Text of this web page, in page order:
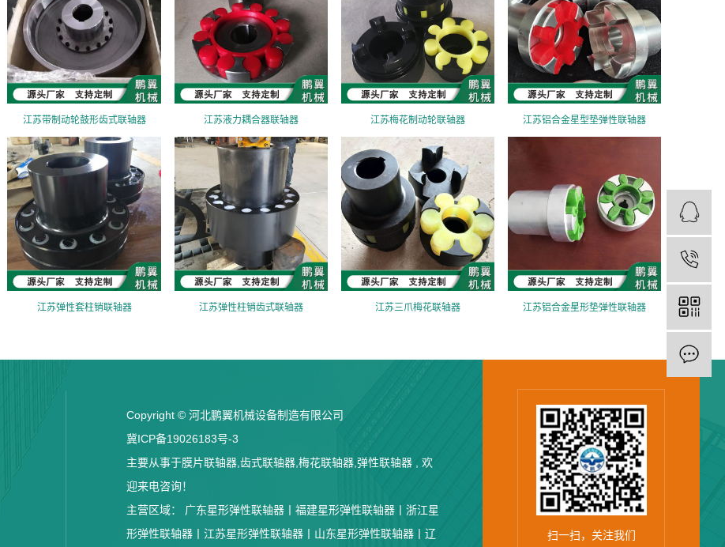
江苏带制动轮鼓形齿式联轴器 江苏液力耦合器联轴器 江苏梅花制动轮联轴器 江苏铝合金星型垫弹性联轴器
江苏弹性套柱销联轴器 江苏弹性柱销齿式联轴器 江苏三爪梅花联轴器 江苏铝合金星形垫弹性联轴器
Copyright © 河北鹏翼机械设备制造有限公司
冀ICP备19026183号-3
主要从事于膜片联轴器,齿式联轴器,梅花联轴器,弹性联轴器 , 欢
迎来电咨询！
主营区域： 广东星形弹性联轴器丨 福建星形弹性联轴器丨 浙江星
形弹性联轴器丨 江苏星形弹性联轴器丨 山东星形弹性联轴器丨 辽 扫一扫，关注我们